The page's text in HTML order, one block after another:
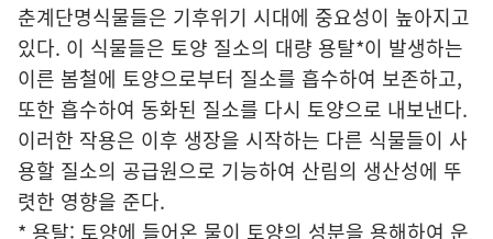
춘계단명식물들은 기후위기 시대에 중요성이 높아지고
있다. 이 식물들은 토양 질소의 대량 용탈*이 발생하는
이른 봄철에 토양으로부터 질소를 흡수하여 보존하고,
또한 흡수하여 동화된 질소를 다시 토양으로 내보낸다.
이러한 작용은 이후 생장을 시작하는 다른 식물들이 사
용할 질소의 공급원으로 기능하여 산림의 생산성에 뚜
렷한 영향을 준다.
* 용탈: 토양에 들어온 물이 토양의 성분을 용해하여 운